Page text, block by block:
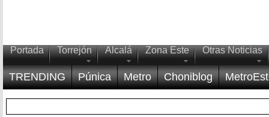
Portada Torrejón Alcalá Zona Este Otras Noticias
TRENDING Púnica Metro Choniblog